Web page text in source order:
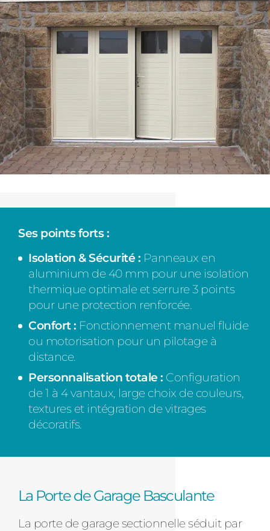
Ses points forts :
Isolation & Sécurité : Panneaux en
aluminium de 40 mm pour une isolation
thermique optimale et serrure 3 points
pour une protection renforcée.
Confort : Fonctionnement manuel fluide
ou motorisation pour un pilotage à
distance.
Personnalisation totale : Configuration
de 1 à 4 vantaux, large choix de couleurs,
textures et intégration de vitrages
décoratifs.
La Porte de Garage Basculante
La porte de garage sectionnelle séduit par